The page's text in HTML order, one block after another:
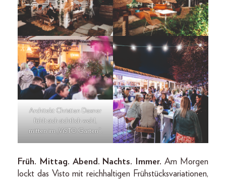
Architekt Christian Daxner
fühlt sich sichtlich wohl,
mitten im „ViSTO Garten“.
Früh. Mittag. Abend. Nachts. Immer. Am Morgen
lockt das Visto mit reichhaltigen Frühstücksvariationen,